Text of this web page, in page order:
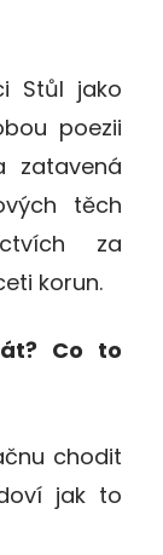
Stůl jako
poezii
zatavená
těch
za
korun.
Co to
chodit
jak to